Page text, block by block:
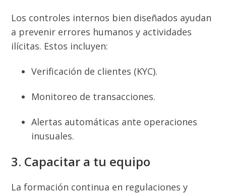
Los controles internos bien diseñados ayudan
a prevenir errores humanos y actividades
ilícitas. Estos incluyen:
Verificación de clientes (KYC).
Monitoreo de transacciones.
Alertas automáticas ante operaciones
inusuales.
3. Capacitar a tu equipo
La formación continua en regulaciones y